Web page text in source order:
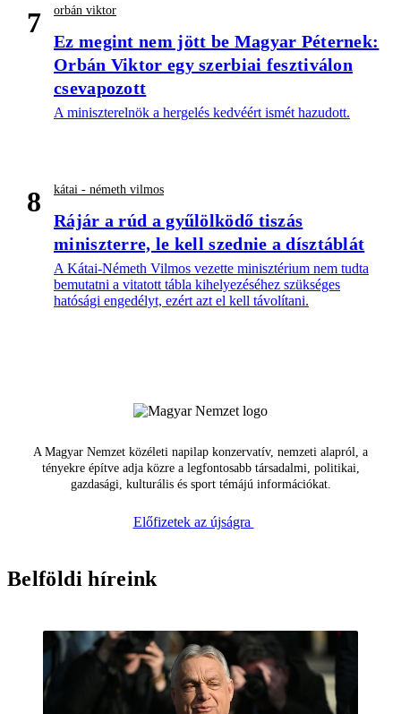
7 orbán viktor
Ez megint nem jött be Magyar Péternek:
Orbán Viktor egy szerbiai fesztiválon
csevapozott
A miniszterelnök a hergelés kedvéért ismét hazudott.
8 kátai - németh vilmos
Rájár a rúd a gyűlölködő tiszás
miniszterre, le kell szednie a dísztáblát
A Kátai-Németh Vilmos vezette minisztérium nem tudta
bemutatni a vitatott tábla kihelyezéséhez szükséges
hatósági engedélyt, ezért azt el kell távolítani.
A Magyar Nemzet közéleti napilap konzervatív, nemzeti alapról, a
tényekre építve adja közre a legfontosabb társadalmi, politikai,
gazdasági, kulturális és sport témájú információkat.
Előfizetek az újságra
Belföldi híreink